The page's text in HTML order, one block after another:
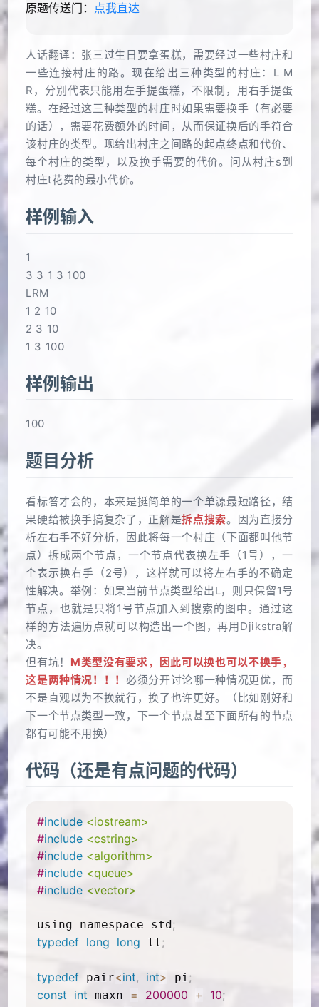
原题传送门： 点我直达
人话翻译：张三过生日要拿蛋糕，需要经过一些村庄和
一些连接村庄的路。现在给出三种类型的村庄：L M
R，分别代表只能用左手提蛋糕，不限制，用右手提蛋
糕。在经过这三种类型的村庄时如果需要换手（有必要
的话），需要花费额外的时间，从而保证换后的手符合
该村庄的类型。现给出村庄之间路的起点终点和代价、
每个村庄的类型，以及换手需要的代价。问从村庄s到
村庄t花费的最小代价。
样例输入
1
3 3 1 3 100
LRM
1 2 10
2 3 10
1 3 100
样例输出
100
题目分析
看标答才会的，本来是挺简单的一个单源最短路径，结
果硬给被换手搞复杂了，正解是拆点搜索。因为直接分
析左右手不好分析，因此将每一个村庄（下面都叫他节
点）拆成两个节点，一个节点代表换左手（1号），一
个表示换右手（2号），这样就可以将左右手的不确定
性解决。举例：如果当前节点类型给出L，则只保留1号
节点，也就是只将1号节点加入到搜索的图中。通过这
样的方法遍历点就可以构造出一个图，再用Djikstra解
决。
但有坑！ M类型没有要求，因此可以换也可以不换手，
这是两种情况！！！必须分开讨论哪一种情况更优，而
不是直观以为不换就行，换了也许更好。（比如刚好和
下一个节点类型一致，下一个节点甚至下面所有的节点
都有可能不用换）
代码（还是有点问题的代码）
#include <iostream>
#include <cstring>
#include <algorithm>
#include <queue>
#include <vector>
using namespace std ;
typedef long long ll;
typedef pair<int, int> pi;
const int maxn = 200000 + 10;